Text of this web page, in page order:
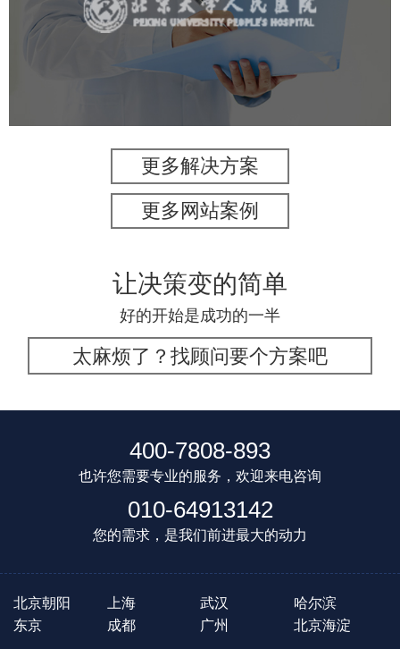
医院
IT平台整体解决方案
定制开发 网站代运营
更多解决方案
更多网站案例
让决策变的简单
好的开始是成功的一半
太麻烦了？找顾问要个方案吧
400-7808-893
也许您需要专业的服务，欢迎来电咨询
010-64913142
您的需求，是我们前进最大的动力
北京朝阳 上海 武汉
哈尔滨
东京
成都 广州 北京海淀